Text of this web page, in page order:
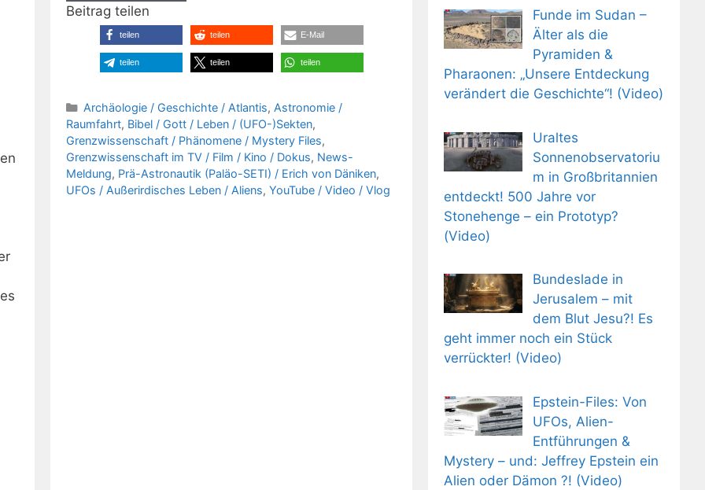
Beitrag teilen
teilen teilen E-Mail
teilen teilen teilen
Kategorien
Archäologie / Geschichte / Atlantis, Astronomie /
Raumfahrt, Bibel / Gott / Leben / (UFO-)Sekten,
Grenzwissenschaft / Phänomene / Mystery Files,
Grenzwissenschaft im TV / Film / Kino / Dokus, News-
Meldung, Prä-Astronautik (Paläo-SETI) / Erich von Däniken,
UFOs / Außerirdisches Leben / Aliens, YouTube / Video / Vlog
Funde im Sudan –
Älter als die
Pyramiden &
Pharaonen: „Unsere Entdeckung
verändert die Geschichte“! (Video)
Uraltes
Sonnenobservatoriu
m in Großbritannien
entdeckt! 500 Jahre vor
Stonehenge – ein Prototyp?
(Video)
Bundeslade in
Jerusalem – mit
dem Blut Jesu?! Es
geht immer noch ein Stück
verrückter! (Video)
Epstein-Files: Von
UFOs, Alien-
Entführungen &
Mystery – und: Jeffrey Epstein ein
Alien oder Dämon ?! (Video)